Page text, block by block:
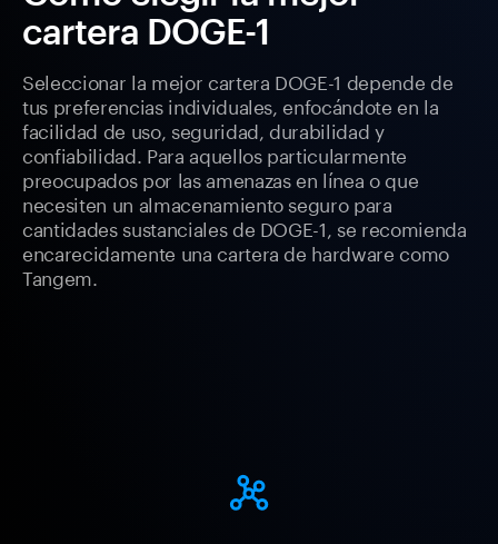
cartera DOGE-1
Seleccionar la mejor cartera DOGE-1 depende de
tus preferencias individuales, enfocándote en la
facilidad de uso, seguridad, durabilidad y
confiabilidad. Para aquellos particularmente
preocupados por las amenazas en línea o que
necesiten un almacenamiento seguro para
cantidades sustanciales de DOGE-1, se recomienda
encarecidamente una cartera de hardware como
Tangem.